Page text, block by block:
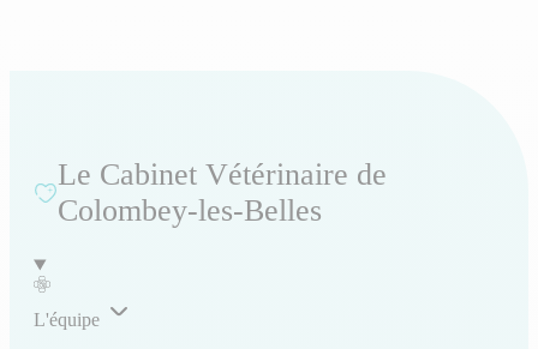
Le Cabinet Vétérinaire de
Colombey-les-Belles
L'équipe